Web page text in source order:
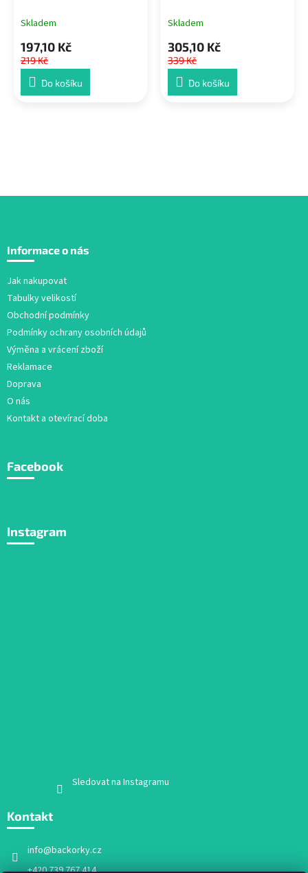
Skladem
197,10 Kč
219 Kč
Do košíku
Skladem
305,10 Kč
339 Kč
Do košíku
p
Informace o nás
Jak nakupovat
Tabulky velikostí
Obchodní podmínky
Podmínky ochrany osobních údajů
Výměna a vrácení zboží
Reklamace
Doprava
O nás
Kontakt a otevírací doba
Facebook
Instagram
Sledovat na Instagramu
Kontakt
info@backorky.cz
+420 739 767 414